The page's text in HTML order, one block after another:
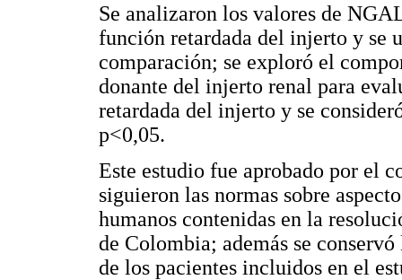
Se analizaron los valores de
función retardada del injerto y se
comparación; se exploró el
donante del injerto renal para
retardada del injerto y se
p<0,05.
Este estudio fue aprobado por el
siguieron las normas sobre
humanos contenidas en la
de Colombia; además se
de los pacientes incluidos en el